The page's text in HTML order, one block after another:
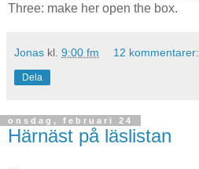
Three: make her open the box.
Jonas kl. 9:00 fm 12 kommentarer:
Dela
onsdag, februari 24
Härnäst på läslistan